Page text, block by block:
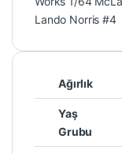
Lando Norris #4
Ağırlık
Yaş
Grubu